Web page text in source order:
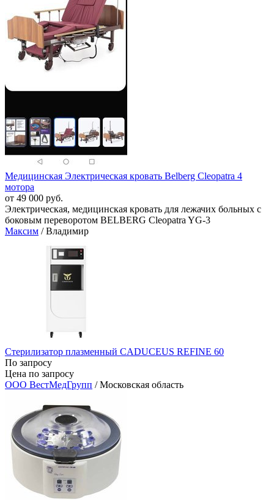
Медицинская Электрическая кровать Belberg Cleopatra 4
мотора
от 49 000 руб.
Электрическая, медицинская кровать для лежачих больных с
боковым переворотом BELBERG Cleopatra YG-3
Максим / Владимир
Стерилизатор плазменный CADUCEUS REFINE 60
По запросу
Цена по запросу
ООО ВестМедГрупп / Московская область